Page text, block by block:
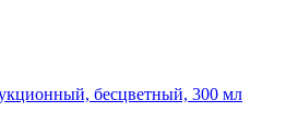
бесцветный, 300 мл